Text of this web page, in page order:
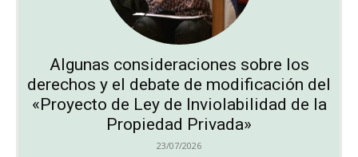
Algunas consideraciones sobre los
derechos y el debate de modificación del
«Proyecto de Ley de Inviolabilidad de la
Propiedad Privada»
23/07/2026